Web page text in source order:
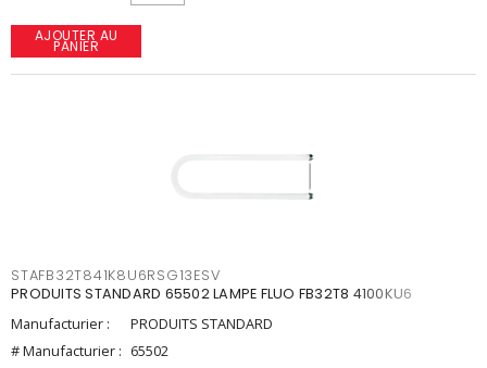
AJOUTER AU
PANIER
STAFB32T841K8U6RSG13ESV
PRODUITS STANDARD 65502 LAMPE FLUO FB32T8 4100KU6
Manufacturier :
PRODUITS STANDARD
# Manufacturier : 65502